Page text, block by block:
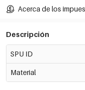
Acerca de los
Descripción
SPU ID
Material